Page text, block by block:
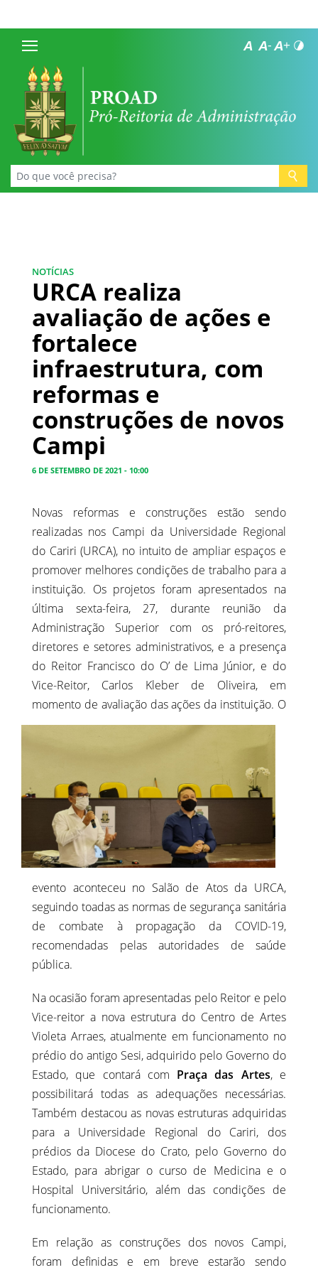
NOTÍCIAS
URCA realiza
avaliação de ações e
fortalece
infraestrutura, com
reformas e
construções de novos
Campi
6 DE SETEMBRO DE 2021 - 10:00
Novas reformas e construções estão sendo
realizadas nos Campi da Universidade Regional
do Cariri (URCA), no intuito de ampliar espaços e
promover melhores condições de trabalho para a
instituição. Os projetos foram apresentados na
última sexta-feira, 27, durante reunião da
Administração Superior com os pró-reitores,
diretores e setores administrativos, e a presença
do Reitor Francisco do O’ de Lima Júnior, e do
Vice-Reitor, Carlos Kleber de Oliveira, em
momento de avaliação das ações da instituição. O
evento aconteceu no Salão de Atos da URCA,
seguindo toadas as normas de segurança sanitária
de combate à propagação da COVID-19,
recomendadas pelas autoridades de saúde
pública.
Na ocasião foram apresentadas pelo Reitor e pelo
Vice-reitor a nova estrutura do Centro de Artes
Violeta Arraes, atualmente em funcionamento no
prédio do antigo Sesi, adquirido pelo Governo do
Estado, que contará com Praça das Artes, e
possibilitará todas as adequações necessárias.
Também destacou as novas estruturas adquiridas
para a Universidade Regional do Cariri, dos
prédios da Diocese do Crato, pelo Governo do
Estado, para abrigar o curso de Medicina e o
Hospital Universitário, além das condições de
funcionamento.
Em relação as construções dos novos Campi,
foram definidas e em breve estarão sendo